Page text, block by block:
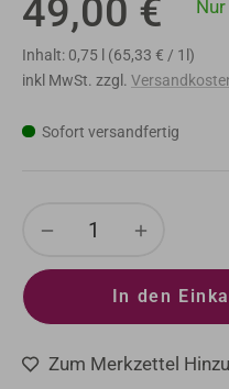
Normaler
Preis
49,00 €
Inhalt: 0,75 l (65,33 € / 1l)
inkl MwSt. zzgl.
Sofort versandfertig
In den
Zum Merkzettel